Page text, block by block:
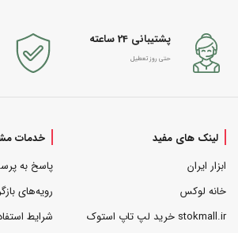
پشتیبانی 24 ساعته
حتی روز تعطیل
لینک های مفید
ابزار ایران
خانه لوکس
stokmall.ir خرید لپ تاپ استوک
خدمات
پاسخ به
رویه‌های
شرایط